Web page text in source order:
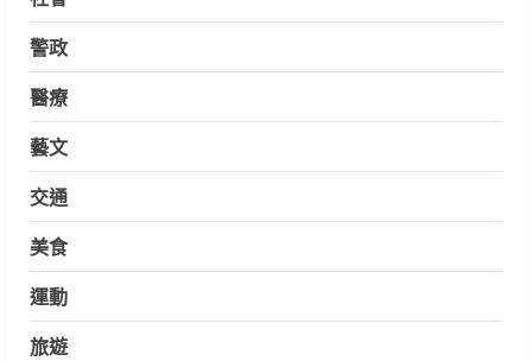
警政
醫療
藝文
交通
美食
運動
旅遊